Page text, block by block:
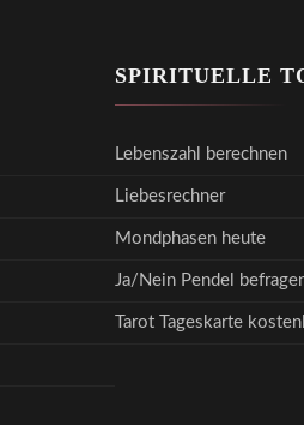
SPIRITUELLE
Lebenszahl berechnen
Liebesrechner
Mondphasen heute
Ja/Nein Pendel
Tarot Tageskarte